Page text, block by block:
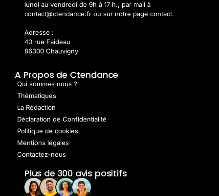
lundi au vendredi de 9h à 17 h., par mail à
contact@ctendance.fr ou sur notre page contact.
Adresse :
40 rue Faideau
86300 Chauvigny
A Propos de Ctendance
Qui sommes nous ?
Thématiques
La Rédaction
Déclaration de Confidentialité
Politique de cookies
Mentions légales
Contactez-nous
Plus de 300 avis positifs